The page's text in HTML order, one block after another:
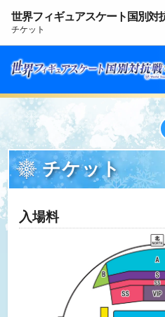
世界フィギュアスケート国別対
チケット
チケット
入場料